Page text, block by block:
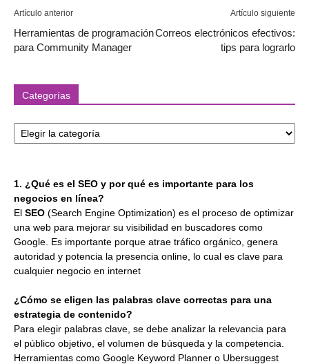
Artículo anterior
Herramientas de programación
para Community Manager
Artículo siguiente
Correos electrónicos efectivos:
tips para lograrlo
Categorías
1. ¿Qué es el SEO y por qué es importante para los
negocios en línea?
El SEO (Search Engine Optimization) es el proceso de optimizar
una web para mejorar su visibilidad en buscadores como
Google. Es importante porque atrae tráfico orgánico, genera
autoridad y potencia la presencia online, lo cual es clave para
cualquier negocio en internet
¿Cómo se eligen las palabras clave correctas para una
estrategia de contenido?
Para elegir palabras clave, se debe analizar la relevancia para
el público objetivo, el volumen de búsqueda y la competencia.
Herramientas como Google Keyword Planner o Ubersuggest